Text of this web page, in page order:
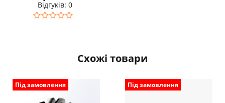
Відгуків: 0
Схожі товари
Під замовлення Під замовлення